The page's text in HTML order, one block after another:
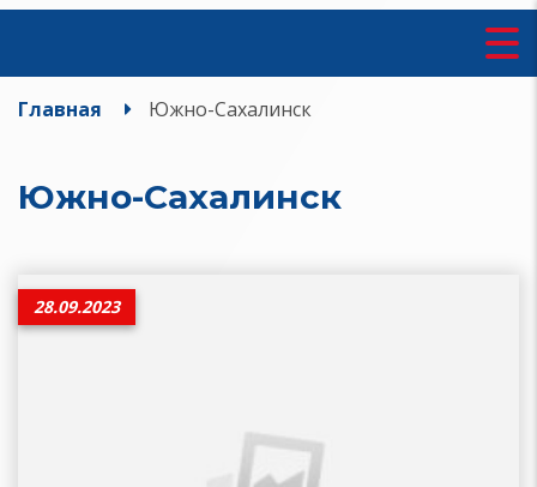
Главная Южно-Сахалинск
Южно-Сахалинск
28.09.2023